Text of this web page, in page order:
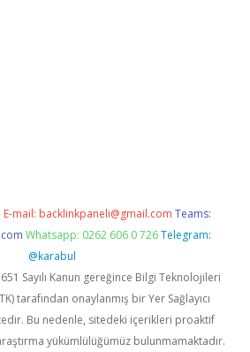
E-mail: backlinkpaneli@gmail.com Teams:
Whatsapp: 0262 606 0 726 Telegram:
@karabul
Sayılı Kanun gereğince Bilgi Teknolojileri
tarafından onaylanmış bir Yer Sağlayıcı
Bu nedenle, sitedeki içerikleri proaktif
yükümlülüğümüz bulunmamaktadır.